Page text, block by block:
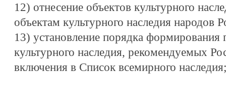
12) отнесение объектов культурного
объектам культурного наследия народов
13) установление порядка формирования
культурного наследия, рекомендуемых
включения в Список всемирного наследия;